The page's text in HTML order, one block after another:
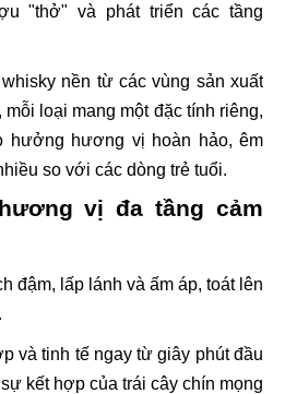
"thở" và phát triển các tầng
nền từ các vùng sản xuất
loại mang một đặc tính riêng,
hưởng hương vị hoàn hảo, êm
so với các dòng trẻ tuổi.
vị đa tầng cảm
đậm, lấp lánh và ấm áp, toát lên
và tinh tế ngay từ giây phút đầu
kết hợp của trái cây chín mọng